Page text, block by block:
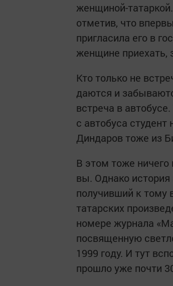
женщиной-
отметив, что
пригласила его в
женщине приехать,
Кто только не
даются и
встреча в
с автобуса
Диндаров тоже из
В этом тоже
вы. Однако история
получивший к тому
татарских
номере журнала
посвященную
1999 году. И тут
прошло уже почти